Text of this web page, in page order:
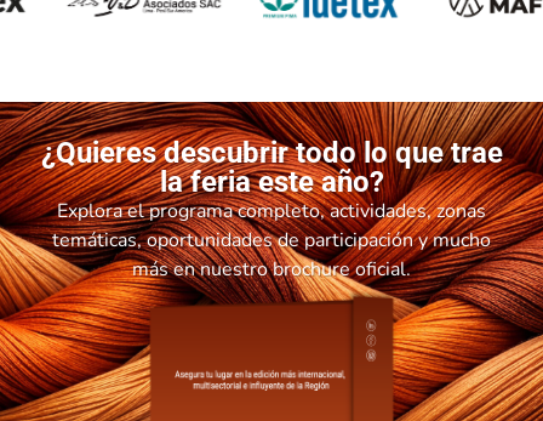
¿Quieres descubrir todo lo que trae
la feria este año?
Explora el programa completo, actividades, zonas
temáticas, oportunidades de participación y mucho
más en nuestro brochure oficial.